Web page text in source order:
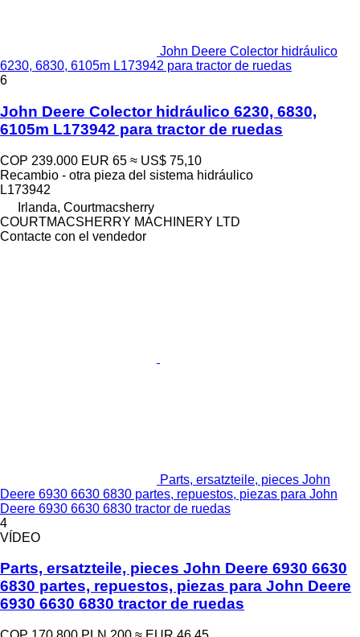
John Deere Colector hidráulico
6230, 6830, 6105m L173942 para tractor de ruedas
6
John Deere Colector hidráulico 6230, 6830,
6105m L173942 para tractor de ruedas
COP 239.000 EUR 65 ≈ US$ 75,10
Recambio - otra pieza del sistema hidráulico
L173942
Irlanda, Courtmacsherry
COURTMACSHERRY MACHINERY LTD
Contacte con el vendedor
Parts, ersatzteile, pieces John
Deere 6930 6630 6830 partes, repuestos, piezas para John
Deere 6930 6630 6830 tractor de ruedas
4
VÍDEO
Parts, ersatzteile, pieces John Deere 6930 6630
6830 partes, repuestos, piezas para John Deere
6930 6630 6830 tractor de ruedas